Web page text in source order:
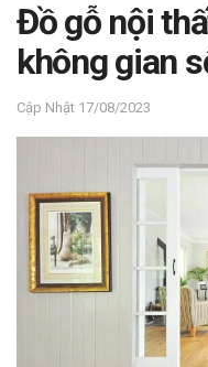
Đồ gỗ nội
không gian
17/08/2023